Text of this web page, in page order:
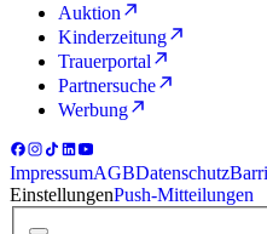
Auktion
Kinderzeitung
Trauerportal
Partnersuche
Werbung
ImpressumAGBDatenschutz
EinstellungenPush-Mitteilungen